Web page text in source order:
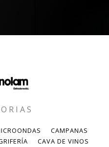
CAMPANAS
CAVA DE VINOS